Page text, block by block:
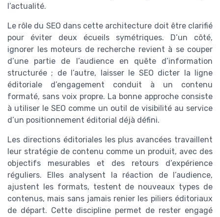
l’actualité.
Le rôle du SEO dans cette architecture doit être clarifié
pour éviter deux écueils symétriques. D’un côté,
ignorer les moteurs de recherche revient à se couper
d’une partie de l’audience en quête d’information
structurée ; de l’autre, laisser le SEO dicter la ligne
éditoriale d’engagement conduit à un contenu
formaté, sans voix propre. La bonne approche consiste
à utiliser le SEO comme un outil de visibilité au service
d’un positionnement éditorial déjà défini.
Les directions éditoriales les plus avancées travaillent
leur stratégie de contenu comme un produit, avec des
objectifs mesurables et des retours d’expérience
réguliers. Elles analysent la réaction de l’audience,
ajustent les formats, testent de nouveaux types de
contenus, mais sans jamais renier les piliers éditoriaux
de départ. Cette discipline permet de rester engagé